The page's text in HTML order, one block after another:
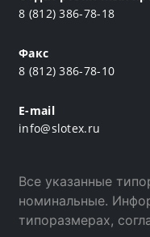
8 (812) 386-78-18
Факс
8 (812) 386-78-10
E-mail
info@slotex.ru
Все указанные
номинальные.
типоразмерах,